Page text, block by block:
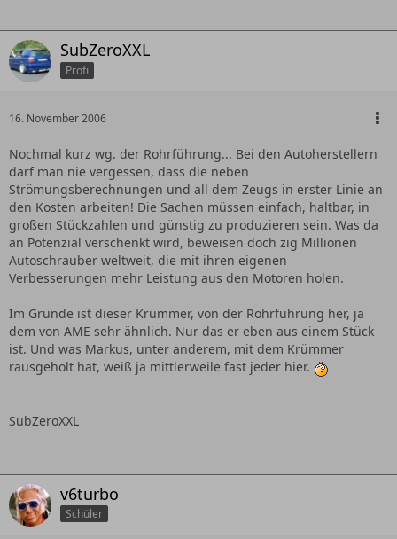
SubZeroXXL
Profi
16. November 2006
Nochmal kurz wg. der Rohrführung... Bei den Autoherstellern
darf man nie vergessen, dass die neben
Strömungsberechnungen und all dem Zeugs in erster Linie an
den Kosten arbeiten! Die Sachen müssen einfach, haltbar, in
großen Stückzahlen und günstig zu produzieren sein. Was da
an Potenzial verschenkt wird, beweisen doch zig Millionen
Autoschrauber weltweit, die mit ihren eigenen
Verbesserungen mehr Leistung aus den Motoren holen.
Im Grunde ist dieser Krümmer, von der Rohrführung her, ja
dem von AME sehr ähnlich. Nur das er eben aus einem Stück
ist. Und was Markus, unter anderem, mit dem Krümmer
rausgeholt hat, weiß ja mittlerweile fast jeder hier.
SubZeroXXL
v6turbo
Schüler